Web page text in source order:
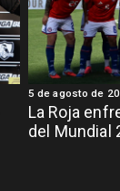
La Roja
del Mundial
5 de agosto de